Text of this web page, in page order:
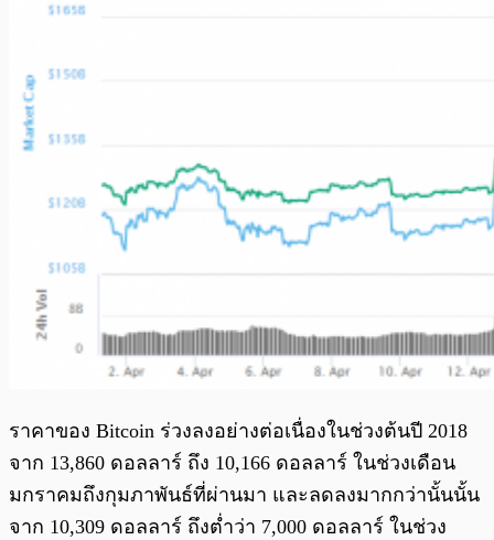
ราคาของ Bitcoin ร่วงลงอย่างต่อเนื่องในช่วงต้นปี 2018
จาก 13,860 ดอลลาร์ ถึง 10,166 ดอลลาร์ ในช่วงเดือน
มกราคมถึงกุมภาพันธ์ที่ผ่านมา และลดลงมากกว่านั้นนั้น
จาก 10,309 ดอลลาร์ ถึงต่ำว่า 7,000 ดอลลาร์ ในช่วง